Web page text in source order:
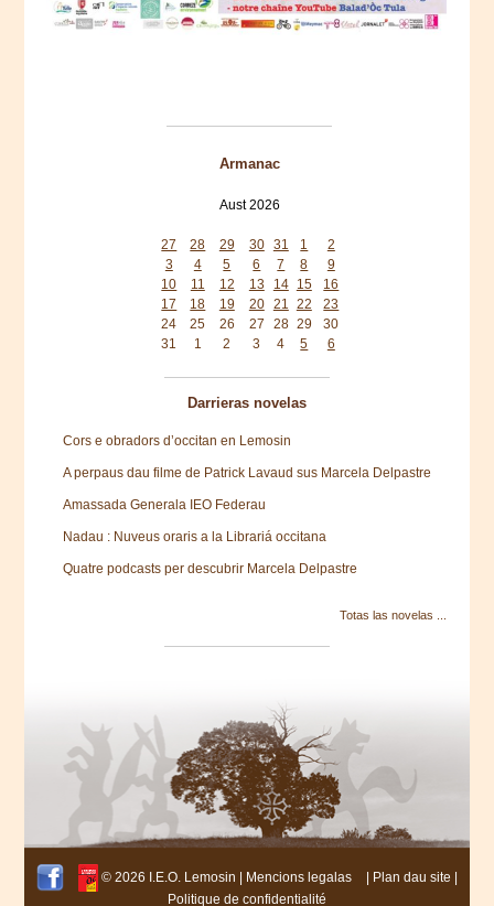
Armanac
Aust 2026
27
28 29 30 31 1
2
3
4 5 6 7 8
9
10
11 12 13 14 15
16
17
18 19 20 21 22
23
24
25 26 27 28 29
30
31
1 2 3 4 5 6
Darrieras novelas
Cors e obradors d’occitan en Lemosin
A perpaus dau filme de Patrick Lavaud sus Marcela Delpastre
Amassada Generala IEO Federau
Nadau : Nuveus oraris a la Librariá occitana
Quatre podcasts per descubrir Marcela Delpastre
Totas las novelas ...
© 2026 I.E.O. Lemosin | Mencions legalas Plan dau site
Politique de confidentialité